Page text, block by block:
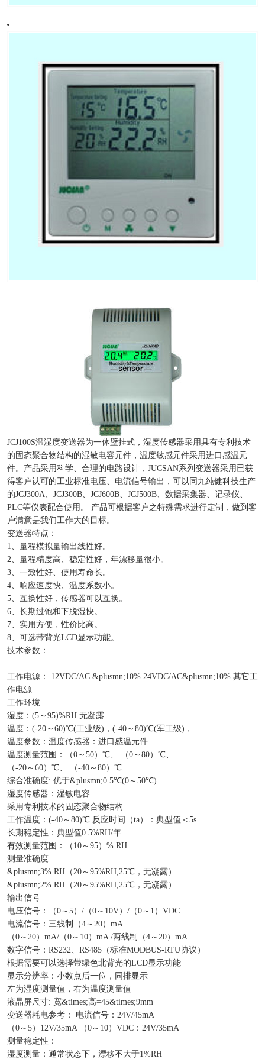
JCJ100S温湿度变送器为一体壁挂式，湿度传感器采用具有专利技术
的固态聚合物结构的湿敏电容元件，温度敏感元件采用进口感温元
件。产品采用科学、合理的电路设计，JUCSAN系列变送器采用已获
得客户认可的工业标准电压、电流信号输出，可以同九纯健科技生产
的JCJ300A、JCJ300B、JCJ600B、JCJ500B、数据采集器、记录仪、
PLC等仪表配合使用。 产品可根据客户之特殊需求进行定制，做到客
户满意是我们工作大的目标。
变送器特点：
1、量程模拟量输出线性好。
2、量程精度高、稳定性好，年漂移量很小。
3、一致性好、使用寿命长。
4、响应速度快、温度系数小。
5、互换性好，传感器可以互换。
6、长期过饱和下脱湿快。
7、实用方便，性价比高。
8、可选带背光LCD显示功能。
技术参数：
工作电源： 12VDC/AC &plusmn;10% 24VDC/AC&plusmn;10% 其它工
作电源
工作环境
湿度：(5～95)%RH 无凝露
温度：(-20～60)℃(工业级)，(-40～80)℃(军工级)，
温度参数：温度传感器：进口感温元件
温度测量范围：（0～50）℃、 （0～80）℃、
（-20～60）℃、 （-40～80）℃
综合准确度: 优于&plusmn;0.5℃(0～50℃)
湿度传感器：湿敏电容
采用专利技术的固态聚合物结构
工作温度：(-40～80)℃ 反应时间（ta）：典型值＜5s
长期稳定性：典型值0.5%RH/年
有效测量范围：（10～95）% RH
测量准确度
&plusmn;3% RH（20～95%RH,25℃，无凝露）
&plusmn;2% RH（20～95%RH,25℃，无凝露）
输出信号
电压信号：（0～5）/（0～10V）/（0～1）VDC
电流信号：三线制（4～20）mA
（0～20）mA/（0～10）mA /两线制（4～20）mA
数字信号：RS232、RS485（标准MODBUS-RTU协议）
根据需要可以选择带绿色北背光的LCD显示功能
显示分辨率：小数点后一位，同排显示
左为湿度测量值，右为温度测量值
液晶屏尺寸: 宽&times;高=45&times;9mm
变送器耗电参考： 电流信号：24V/45mA
（0～5）12V/35mA （0～10）VDC：24V/35mA
测量稳定性：
湿度测量：通常状态下，漂移不大于1%RH